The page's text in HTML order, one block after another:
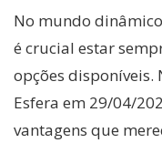
No mundo
é crucial estar
opções disponíveis.
Esfera em 29/04/
vantagens que